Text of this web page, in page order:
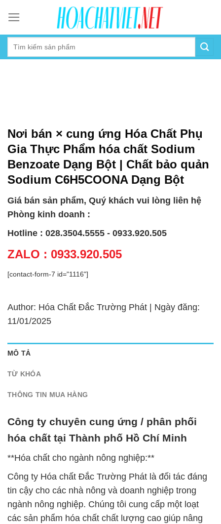
content
Nơi bán × cung ứng Hóa Chất Phụ
Gia Thực Phẩm hóa chất Sodium
Benzoate Dạng Bột | Chất bảo quản
Sodium C6H5COONA Dạng Bột
Giá bán sản phẩm, Quý khách vui lòng liên hệ
Phòng kinh doanh :
Hotline : 028.3504.5555 - 0933.920.505
ZALO : 0933.920.505
[contact-form-7 id="1116"]
Author: Hóa Chất Đắc Trường Phát | Ngày đăng:
11/01/2025
MÔ TẢ
TỪ KHÓA
THÔNG TIN MUA HÀNG
Công ty chuyên cung ứng / phân phối
hóa chất tại Thành phố Hồ Chí Minh
**Hóa chất cho ngành nông nghiệp:**
Công ty Hóa chất Đắc Trường Phát là đối tác đáng
tin cậy cho các nhà nông và doanh nghiệp trong
ngành nông nghiệp. Chúng tôi cung cấp một loạt
các sản phẩm hóa chất chất lượng cao giúp nâng